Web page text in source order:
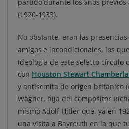
partido durante los años previos
(1920-1933).
No obstante, eran las
amigos e incondicionales, los
ideología de este selecto círculo
con Houston Stewart
y antisemita de origen británico
Wagner, hija del compositor
mismo Adolf Hitler que, ya en
una visita a Bayreuth en la que